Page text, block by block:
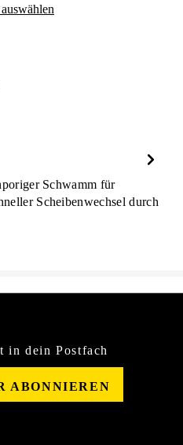
Schwamm für
Scheibenwechsel durch
in dein Postfach
ABONNIEREN